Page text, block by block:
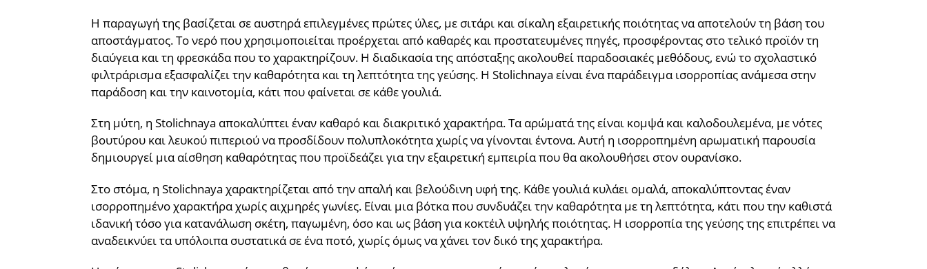
Η παραγωγή της βασίζεται σε αυστηρά επιλεγμένες πρώτες ύλες, με σιτάρι και σίκαλη εξαιρετικής ποιότητας να αποτελούν τη βάση του
αποστάγματος. Το νερό που χρησιμοποιείται προέρχεται από καθαρές και προστατευμένες πηγές, προσφέροντας στο τελικό προϊόν τη
διαύγεια και τη φρεσκάδα που το χαρακτηρίζουν. Η διαδικασία της απόσταξης ακολουθεί παραδοσιακές μεθόδους, ενώ το σχολαστικό
φιλτράρισμα εξασφαλίζει την καθαρότητα και τη λεπτότητα της γεύσης. Η Stolichnaya είναι ένα παράδειγμα ισορροπίας ανάμεσα στην
παράδοση και την καινοτομία, κάτι που φαίνεται σε κάθε γουλιά.
Στη μύτη, η Stolichnaya αποκαλύπτει έναν καθαρό και διακριτικό χαρακτήρα. Τα αρώματά της είναι κομψά και καλοδουλεμένα, με νότες
βουτύρου και λευκού πιπεριού να προσδίδουν πολυπλοκότητα χωρίς να γίνονται έντονα. Αυτή η ισορροπημένη αρωματική παρουσία
δημιουργεί μια αίσθηση καθαρότητας που προϊδεάζει για την εξαιρετική εμπειρία που θα ακολουθήσει στον ουρανίσκο.
Στο στόμα, η Stolichnaya χαρακτηρίζεται από την απαλή και βελούδινη υφή της. Κάθε γουλιά κυλάει ομαλά, αποκαλύπτοντας έναν
ισορροπημένο χαρακτήρα χωρίς αιχμηρές γωνίες. Είναι μια βότκα που συνδυάζει την καθαρότητα με τη λεπτότητα, κάτι που την καθιστά
ιδανική τόσο για κατανάλωση σκέτη, παγωμένη, όσο και ως βάση για κοκτέιλ υψηλής ποιότητας. Η ισορροπία της γεύσης της επιτρέπει να
αναδεικνύει τα υπόλοιπα συστατικά σε ένα ποτό, χωρίς όμως να χάνει τον δικό της χαρακτήρα.